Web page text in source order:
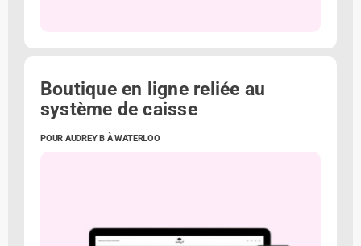
Boutique en ligne reliée au
système de caisse
POUR AUDREY B À WATERLOO